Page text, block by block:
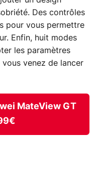
Des contrôles
pour vous permettre
Enfin, huit modes
les paramètres
venez de lancer
MateView GT